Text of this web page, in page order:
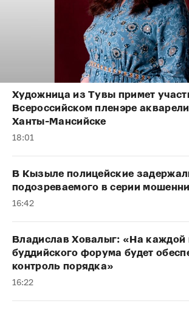
Художница из Тувы примет
Всероссийском пленэре
Ханты-Мансийске
18:01
В Кызыле полицейские
подозреваемого в серии
16:42
Владислав Ховалыг: «На каждой
буддийского форума будет
контроль порядка»
16:22